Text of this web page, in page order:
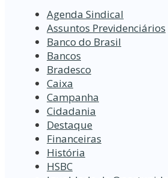
Agenda Sindical
Assuntos Previdenciários
Banco do Brasil
Bancos
Bradesco
Caixa
Campanha
Cidadania
Destaque
Financeiras
História
HSBC